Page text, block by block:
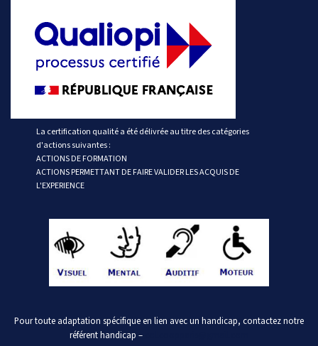
La certification qualité a été délivrée au titre des catégories
d'actions suivantes :
ACTIONS DE FORMATION
ACTIONS PERMETTANT DE FAIRE VALIDER LES ACQUIS DE
L'EXPERIENCE
Pour toute adaptation spécifique en lien avec un handicap, contactez notre
référent handicap –